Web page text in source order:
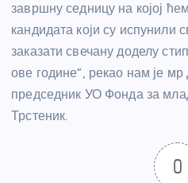
завршну седницу на којој
кандидата који су испунили
заказати свечану доделу
ове године”, рекао нам је
председник УО Фонда за
Трстеник.
0